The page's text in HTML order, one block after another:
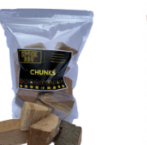
Toevoegen
aan
verlanglijst